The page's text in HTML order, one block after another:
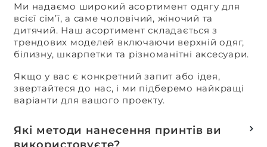
Ми надаємо широкий асортимент одягу для
всієї сім’ї, а саме чоловічий, жіночий та
дитячий. Наш асортимент складається з
трендових моделей включаючи верхній одяг,
білизну, шкарпетки та різноманітні аксесуари.
Якщо у вас є конкретний запит або ідея,
звертайтеся до нас, і ми підберемо найкращі
варіанти для вашого проекту.
Які методи нанесення принтів ви